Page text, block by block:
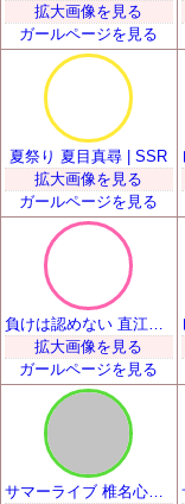
拡大画像を見る
ガールページを見る
夏祭り 夏目真尋 | SSR
拡大画像を見る
ガールページを見る
拡大画像を見る
ガールページを見る